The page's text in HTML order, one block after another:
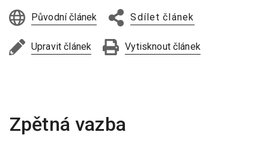
Původní článek Sdílet článek
Upravit článek Vytisknout článek